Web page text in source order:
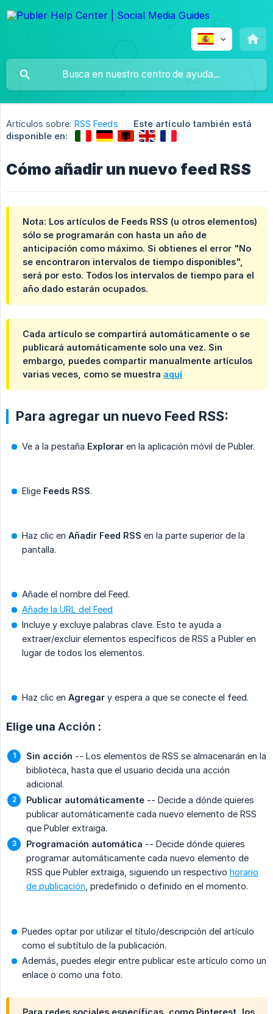
Artículos sobre: RSS Feeds
Este artículo también está
disponible en:
Cómo añadir un nuevo feed RSS
Nota: Los artículos de Feeds RSS (u otros elementos)
sólo se programarán con hasta un año de
anticipación como máximo. Si obtienes el error "No
se encontraron intervalos de tiempo disponibles",
será por esto. Todos los intervalos de tiempo para el
año dado estarán ocupados.
Cada artículo se compartirá automáticamente o se
publicará automáticamente solo una vez. Sin
embargo, puedes compartir manualmente artículos
varias veces, como se muestra aquí
Para agregar un nuevo Feed RSS:
Ve a la pestaña Explorar en la aplicación móvil de Publer.
Elige Feeds RSS.
Haz clic en Añadir Feed RSS en la parte superior de la
pantalla.
Añade el nombre del Feed.
Añade la URL del Feed
Incluye y excluye palabras clave. Esto te ayuda a
extraer/excluir elementos específicos de RSS a Publer en
lugar de todos los elementos.
Haz clic en Agregar y espera a que se conecte el feed.
Elige una Acción :
Sin acción -- Los elementos de RSS se almacenarán en la
biblioteca, hasta que el usuario decida una acción
adicional.
Publicar automáticamente -- Decide a dónde quieres
publicar automáticamente cada nuevo elemento de RSS
que Publer extraiga.
Programación automática -- Decide dónde quieres
programar automáticamente cada nuevo elemento de
RSS que Publer extraiga, siguiendo un respectivo horario
de publicación , predefinido o definido en el momento.
Puedes optar por utilizar el título/descripción del artículo
como el subtítulo de la publicación.
Además, puedes elegir entre publicar este artículo como un
enlace o como una foto.
Para redes sociales específicas, como Pinterest, los